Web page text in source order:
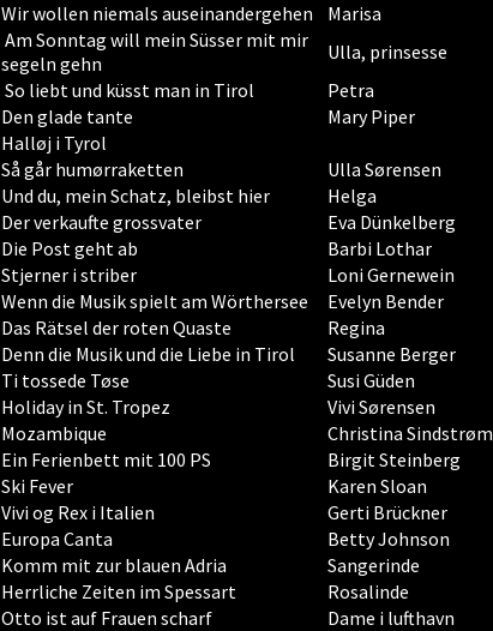
Wir wollen niemals auseinandergehen
Marisa
Am Sonntag will mein Süsser mit mir
segeln gehn
Ulla, prinsesse
So liebt und küsst man in Tirol
Petra
Den glade tante
Mary Piper
Halløj i Tyrol
Så går humørraketten
Ulla Sørensen
Und du, mein Schatz, bleibst hier
Helga
Der verkaufte grossvater
Eva Dünkelberg
Die Post geht ab
Barbi Lothar
Stjerner i striber
Loni Gernewein
Wenn die Musik spielt am Wörthersee
Evelyn Bender
Das Rätsel der roten Quaste
Regina
Denn die Musik und die Liebe in Tirol
Susanne Berger
Ti tossede Tøse
Susi Güden
Holiday in St. Tropez
Vivi Sørensen
Mozambique
Christina Sindstrøm
Ein Ferienbett mit 100 PS
Birgit Steinberg
Ski Fever
Karen Sloan
Vivi og Rex i Italien
Gerti Brückner
Europa Canta
Betty Johnson
Komm mit zur blauen Adria
Sangerinde
Herrliche Zeiten im Spessart
Rosalinde
Otto ist auf Frauen scharf
Dame i lufthavn